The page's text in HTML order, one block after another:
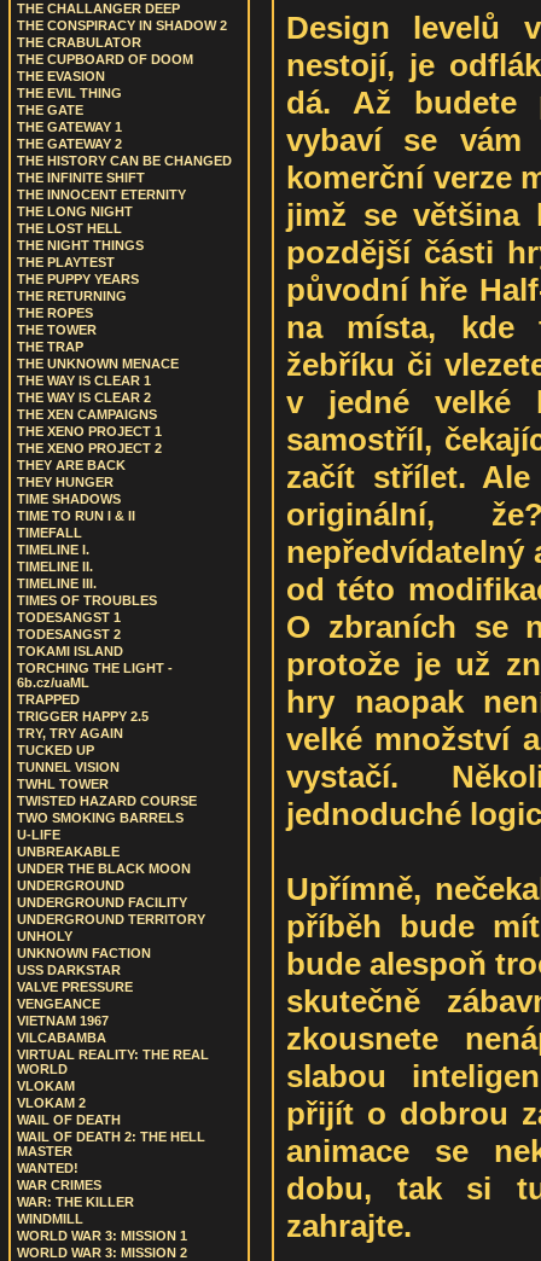
THE CHALLANGER DEEP
THE CONSPIRACY IN SHADOW 2
THE CRABULATOR
THE CUPBOARD OF DOOM
THE EVASION
THE EVIL THING
THE GATE
THE GATEWAY 1
THE GATEWAY 2
THE HISTORY CAN BE CHANGED
THE INFINITE SHIFT
THE INNOCENT ETERNITY
THE LONG NIGHT
THE LOST HELL
THE NIGHT THINGS
THE PLAYTEST
THE PUPPY YEARS
THE RETURNING
THE ROPES
THE TOWER
THE TRAP
THE UNKNOWN MENACE
THE WAY IS CLEAR 1
THE WAY IS CLEAR 2
THE XEN CAMPAIGNS
THE XENO PROJECT 1
THE XENO PROJECT 2
THEY ARE BACK
THEY HUNGER
TIME SHADOWS
TIME TO RUN I & II
TIMEFALL
TIMELINE I.
TIMELINE II.
TIMELINE III.
TIMES OF TROUBLES
TODESANGST 1
TODESANGST 2
TOKAMI ISLAND
TORCHING THE LIGHT -
6b.cz/uaML
TRAPPED
TRIGGER HAPPY 2.5
TRY, TRY AGAIN
TUCKED UP
TUNNEL VISION
TWHL TOWER
TWISTED HAZARD COURSE
TWO SMOKING BARRELS
U-LIFE
UNBREAKABLE
UNDER THE BLACK MOON
UNDERGROUND
UNDERGROUND FACILITY
UNDERGROUND TERRITORY
UNHOLY
UNKNOWN FACTION
USS DARKSTAR
VALVE PRESSURE
VENGEANCE
VIETNAM 1967
VILCABAMBA
VIRTUAL REALITY: THE REAL
WORLD
VLOKAM
VLOKAM 2
WAIL OF DEATH
WAIL OF DEATH 2: THE HELL
MASTER
WANTED!
WAR CRIMES
WAR: THE KILLER
WINDMILL
WORLD WAR 3: MISSION 1
WORLD WAR 3: MISSION 2
Design levelů
nestojí, je
dá. Až budete
vybaví se vám
komerční verze
jimž se většina
pozdější části
původní hře
na místa, kde
žebříku či
v jedné velké
samostříl,
začít střílet.
originální,
nepředvídatelný
od této
O zbraních se
protože je už
hry naopak
velké množství
vystačí.
jednoduché
Upřímně,
příběh bude
bude alespoň
skutečně
zkousnete
slabou
přijít o dobrou
animace se
dobu, tak si
zahrajte.